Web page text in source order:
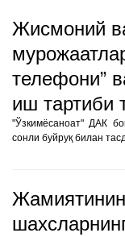
Жисмоний
телефони”
иш тартиби
"Ўзкимёсаноат" ДАК
сонли буйруқ билан